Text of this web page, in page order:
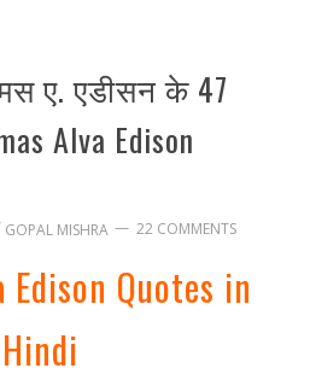
ए. एडीसन के 47
Alva Edison
GOPAL MISHRA 22 COMMENTS
Edison Quotes in
Hindi